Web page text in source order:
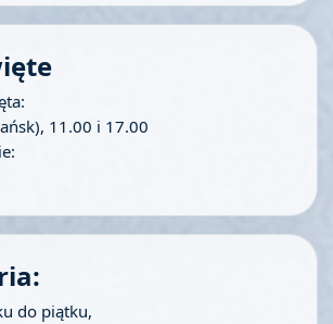
11.00 i 17.00
do piątku,